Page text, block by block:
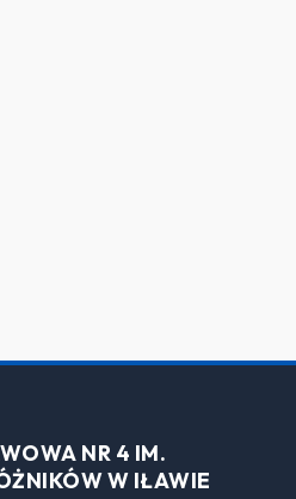
NR 4 IM.
W IŁAWIE